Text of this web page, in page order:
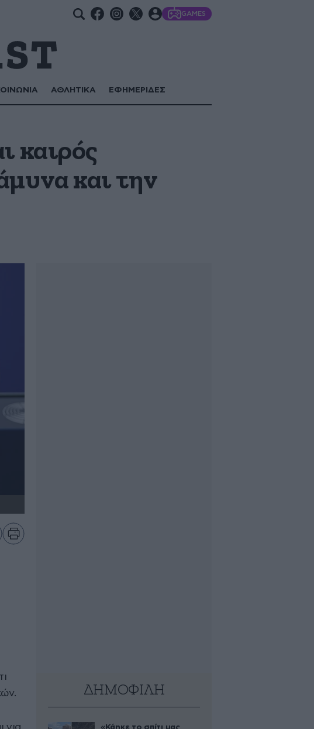
GAMES
ΑΘΛΗΤΙΚΑ ΕΦΗΜΕΡΙΔΕΣ
καιρός
και την
ΔΗΜΟΦΙΛΗ
«Κάηκε το σπίτι μας